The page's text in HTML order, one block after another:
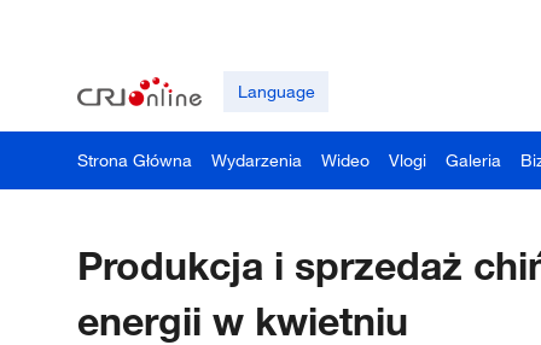
Language
Strona Główna Wydarzenia Wideo Vlogi Galeria
Produkcja i sprzedaż
energii w kwietniu